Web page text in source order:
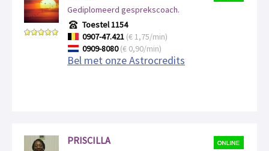
Gediplomeerd gesprekscoach.
Toestel 1154
0907-47.421 (€ 1,75/min)
0909-8080(€ 0,90/min)
Bel met onze Astrocredits
PRISCILLA